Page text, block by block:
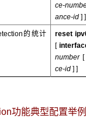
ce-
ance-id] ]
的统计
reset
[
number
ce-id] ]
功能典型配置举例